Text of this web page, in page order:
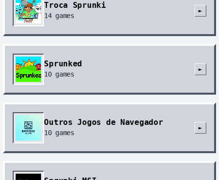
Troca Sprunki
14games
►
Sprunked
10games
►
Outros Jogos de Navegador
10games
►